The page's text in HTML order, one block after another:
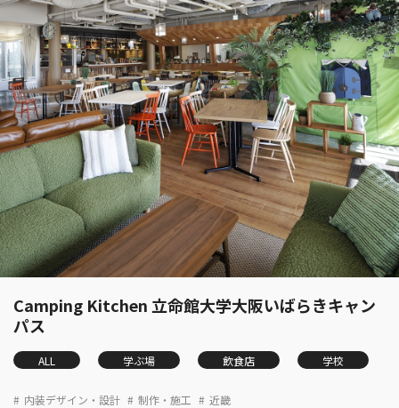
Camping Kitchen 立命館大学大阪いばらきキャン
パス
ALL 学ぶ場 飲食店 学校
内装デザイン・設計 制作・施工 近畿